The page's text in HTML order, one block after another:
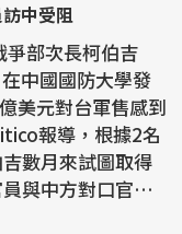
中受阻
部次長柯伯吉
中國國防大學發
美元對台軍售感到
數月來試圖取得
與中方對口官員